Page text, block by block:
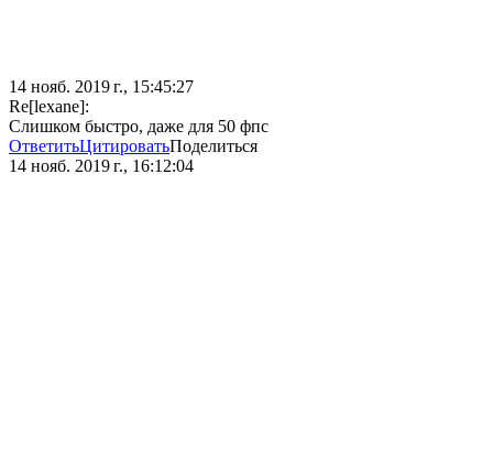
14 нояб. 2019 г., 15:45:27
Re[lexane]:
Слишком быстро, даже для 50 фпс
ОтветитьЦитироватьПоделиться
14 нояб. 2019 г., 16:12:04